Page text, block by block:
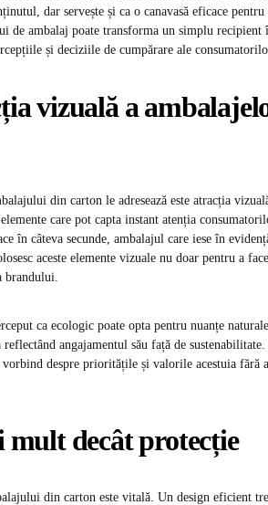
dar servește și ca o canavasă eficace
de ambalaj poate transforma un simplu
și deciziile de cumpărare ale
vizuală a
din carton le adresează este atracția
care pot capta instant atenția
în câteva secunde, ambalajul care iese în
aceste elemente vizuale nu doar pentru a
brandului.
ca ecologic poate opta pentru nuanțe
angajamentul său față de
despre prioritățile și valorile acestuia fără
decât protecție
din carton este vitală. Un design eficient